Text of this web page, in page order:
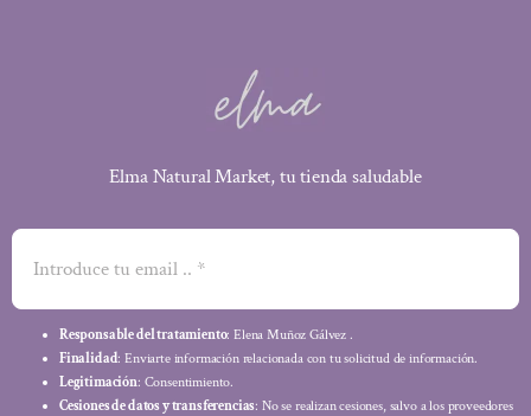
Elma Natural Market, tu tienda saludable
Responsable del tratamiento: Elena Muñoz Gálvez .
Finalidad: Enviarte información relacionada con tu solicitud de información.
Legitimación: Consentimiento.
Cesiones de datos y transferencias: No se realizan cesiones, salvo a los proveedores